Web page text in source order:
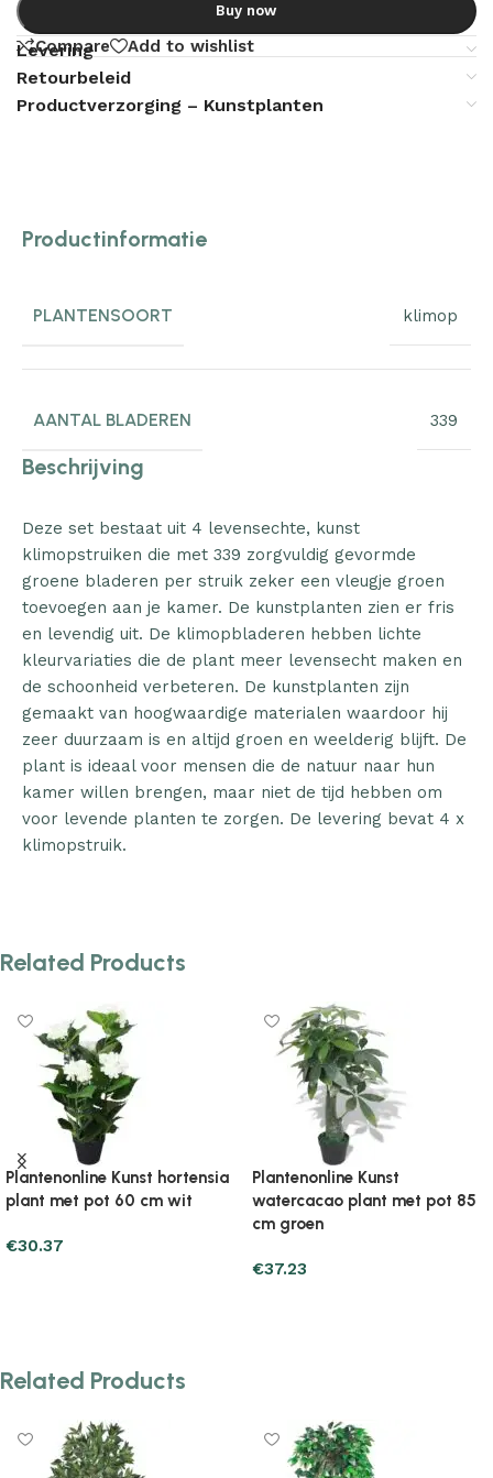
Buy now
Compare Add to wishlist
Levering
Retourbeleid
Productverzorging – Kunstplanten
Productinformatie
PLANTENSOORT klimop
AANTAL BLADEREN 339
Beschrijving
Deze set bestaat uit 4 levensechte, kunst
klimopstruiken die met 339 zorgvuldig gevormde
groene bladeren per struik zeker een vleugje groen
toevoegen aan je kamer. De kunstplanten zien er fris
en levendig uit. De klimopbladeren hebben lichte
kleurvariaties die de plant meer levensecht maken en
de schoonheid verbeteren. De kunstplanten zijn
gemaakt van hoogwaardige materialen waardoor hij
zeer duurzaam is en altijd groen en weelderig blijft. De
plant is ideaal voor mensen die de natuur naar hun
kamer willen brengen, maar niet de tijd hebben om
voor levende planten te zorgen. De levering bevat 4 x
klimopstruik.
Related Products
Plantenonline Kunst yucca
plant met pot 85 cm groen
€67.61
Plantenonline Kunstboom met
pot phoenixpalm 215 cm groen
Add to cart